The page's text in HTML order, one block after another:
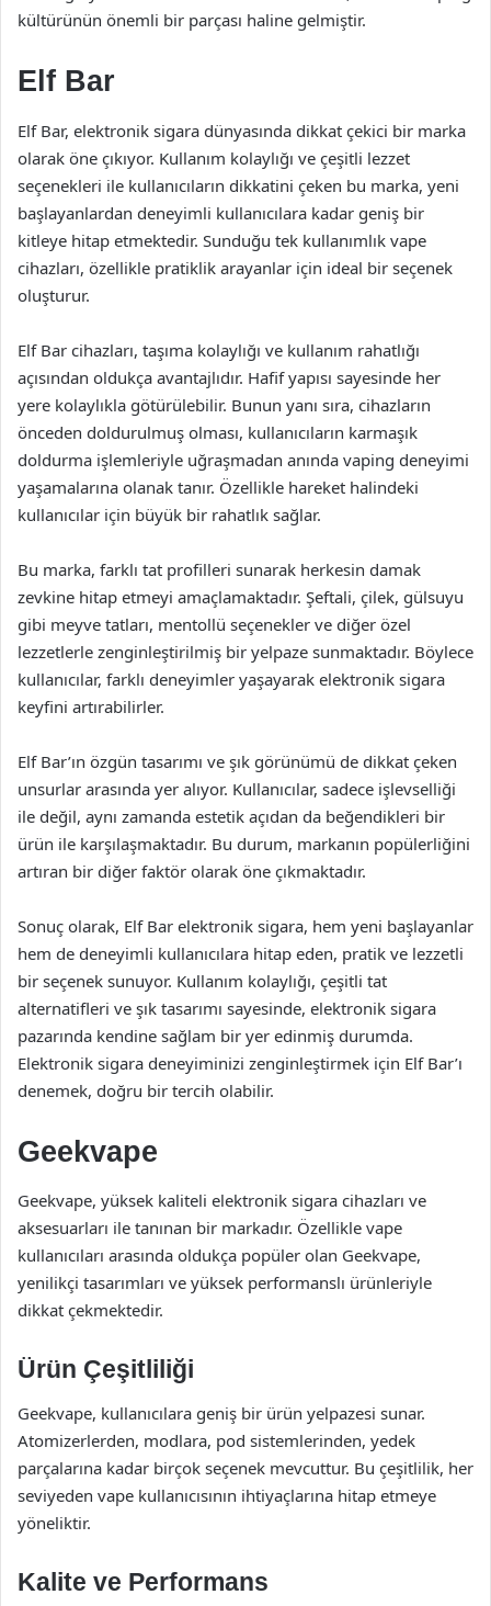
kültürünün önemli bir parçası haline gelmiştir.
Elf Bar
Elf Bar, elektronik sigara dünyasında dikkat çekici bir marka
olarak öne çıkıyor. Kullanım kolaylığı ve çeşitli lezzet
seçenekleri ile kullanıcıların dikkatini çeken bu marka, yeni
başlayanlardan deneyimli kullanıcılara kadar geniş bir
kitleye hitap etmektedir. Sunduğu tek kullanımlık vape
cihazları, özellikle pratiklik arayanlar için ideal bir seçenek
oluşturur.
Elf Bar cihazları, taşıma kolaylığı ve kullanım rahatlığı
açısından oldukça avantajlıdır. Hafif yapısı sayesinde her
yere kolaylıkla götürülebilir. Bunun yanı sıra, cihazların
önceden doldurulmuş olması, kullanıcıların karmaşık
doldurma işlemleriyle uğraşmadan anında vaping deneyimi
yaşamalarına olanak tanır. Özellikle hareket halindeki
kullanıcılar için büyük bir rahatlık sağlar.
Bu marka, farklı tat profilleri sunarak herkesin damak
zevkine hitap etmeyi amaçlamaktadır. Şeftali, çilek, gülsuyu
gibi meyve tatları, mentollü seçenekler ve diğer özel
lezzetlerle zenginleştirilmiş bir yelpaze sunmaktadır. Böylece
kullanıcılar, farklı deneyimler yaşayarak elektronik sigara
keyfini artırabilirler.
Elf Bar’ın özgün tasarımı ve şık görünümü de dikkat çeken
unsurlar arasında yer alıyor. Kullanıcılar, sadece işlevselliği
ile değil, aynı zamanda estetik açıdan da beğendikleri bir
ürün ile karşılaşmaktadır. Bu durum, markanın popülerliğini
artıran bir diğer faktör olarak öne çıkmaktadır.
Sonuç olarak, Elf Bar elektronik sigara, hem yeni başlayanlar
hem de deneyimli kullanıcılara hitap eden, pratik ve lezzetli
bir seçenek sunuyor. Kullanım kolaylığı, çeşitli tat
alternatifleri ve şık tasarımı sayesinde, elektronik sigara
pazarında kendine sağlam bir yer edinmiş durumda.
Elektronik sigara deneyiminizi zenginleştirmek için Elf Bar’ı
denemek, doğru bir tercih olabilir.
Geekvape
Geekvape, yüksek kaliteli elektronik sigara cihazları ve
aksesuarları ile tanınan bir markadır. Özellikle vape
kullanıcıları arasında oldukça popüler olan Geekvape,
yenilikçi tasarımları ve yüksek performanslı ürünleriyle
dikkat çekmektedir.
Ürün Çeşitliliği
Geekvape, kullanıcılara geniş bir ürün yelpazesi sunar.
Atomizerlerden, modlara, pod sistemlerinden, yedek
parçalarına kadar birçok seçenek mevcuttur. Bu çeşitlilik, her
seviyeden vape kullanıcısının ihtiyaçlarına hitap etmeye
yöneliktir.
Kalite ve Performans